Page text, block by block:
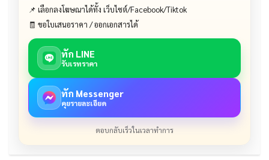
📌 เลือกลงโฆษณาได้ทั้ง เว็บไซต์/Facebook/Tiktok
🧾 ขอใบเสนอราคา / ออกเอกสารได้
ทัก LINE
รับเรทราคา
ทัก Messenger
คุยรายละเอียด
ตอบกลับเร็วในเวลาทำการ